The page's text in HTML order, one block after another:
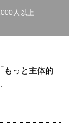
人以上
もっと主体的